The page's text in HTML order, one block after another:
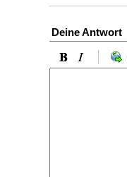
Deine Antwort